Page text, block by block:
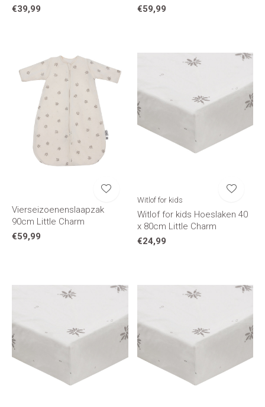
€39,99
€59,99
Vierseizoenenslaapzak
90cm Little Charm
€59,99
Witlof for kids
Witlof for kids Hoeslaken 40
x 80cm Little Charm
€24,99